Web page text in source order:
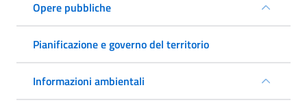
Opere pubbliche
Pianificazione e governo del territorio
Informazioni ambientali